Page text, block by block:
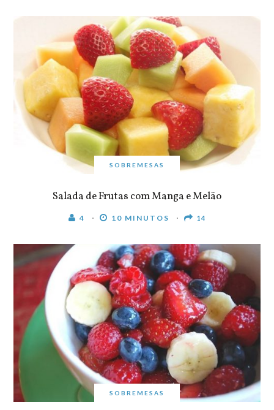
SOBREMESAS
Salada de Frutas com Manga e Melão
4 10 MINUTOS 14
SOBREMESAS